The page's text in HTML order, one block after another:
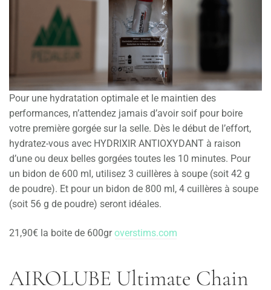
Pour une hydratation optimale et le maintien des
performances, n’attendez jamais d’avoir soif pour boire
votre première gorgée sur la selle. Dès le début de l’effort,
hydratez-vous avec HYDRIXIR ANTIOXYDANT à raison
d’une ou deux belles gorgées toutes les 10 minutes. Pour
un bidon de 600 ml, utilisez 3 cuillères à soupe (soit 42 g
de poudre). Et pour un bidon de 800 ml, 4 cuillères à soupe
(soit 56 g de poudre) seront idéales.
21,90€ la boite de 600groverstims.com
AIROLUBE Ultimate Chain